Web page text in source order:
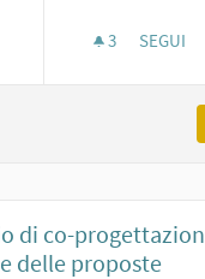
3 3
SEGUI
di co-
delle proposte